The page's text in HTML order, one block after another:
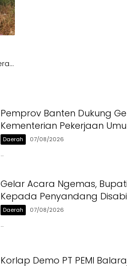
Pemprov Banten Dukung
Kementerian Pekerjaan
Daerah 07/08/2026
…
Gelar Acara Ngemas,
Kepada Penyandang
Daerah 07/08/2026
…
Korlap Demo PT PEMI